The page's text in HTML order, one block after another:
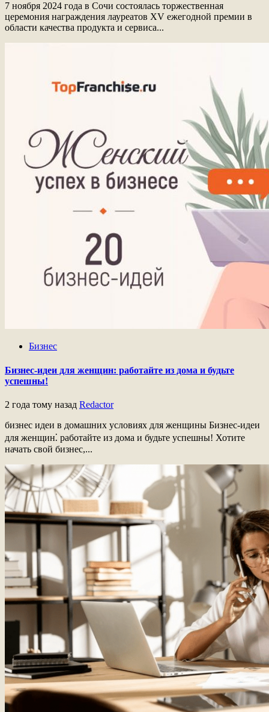
7 ноября 2024 года в Сочи состоялась торжественная
церемония награждения лауреатов XV ежегодной премии в
области качества продукта и сервиса...
Бизнес
Бизнес-идеи для женщин: работайте из дома и будьте
успешны!
2 года тому назад Redactor
бизнес идеи в домашних условиях для женщины Бизнес-идеи
для женщин⁚ работайте из дома и будьте успешны! Хотите
начать свой бизнес,...